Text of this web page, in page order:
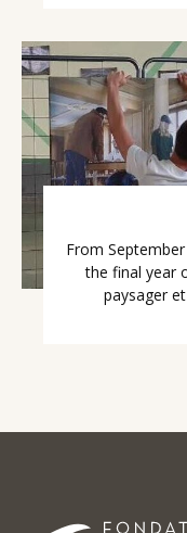
From
the final year
paysager